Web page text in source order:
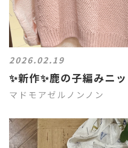
2026.02.19
✨新作✨鹿の子編みニ
マドモアゼルノンノン